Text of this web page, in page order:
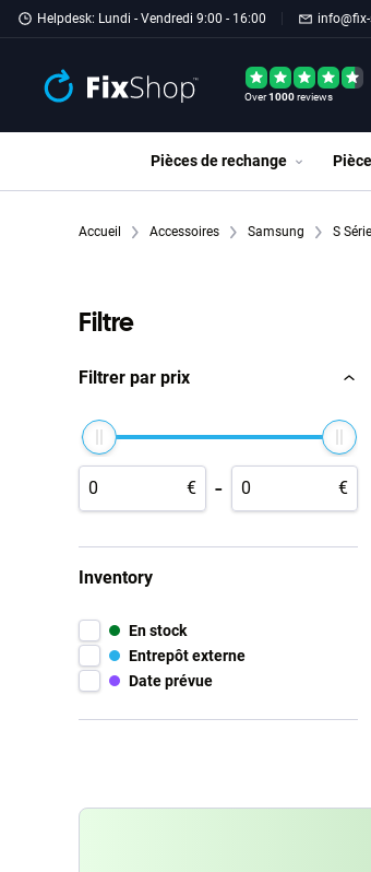
Passer au contenu principal
Helpdesk: Lundi - Vendredi 9:00 - 16:00
Over1000reviews
Pièces de rechange
Accueil Accessoires Samsung S Série
Filtre
Filtrer par prix
€ - €
Inventory
En stock
Entrepôt externe
Date prévue